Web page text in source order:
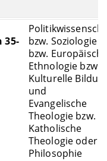
bzw. Soziologie
bzw.
Ethnologie bzw.
Kulturelle
und
Evangelische
Theologie bzw.
Katholische
Theologie oder
Philosophie